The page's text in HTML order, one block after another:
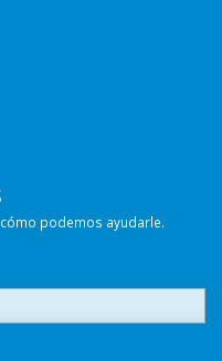
podemos ayudarle.